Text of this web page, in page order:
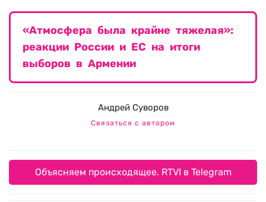
«Атмосфера была крайне тяжелая»:
реакции России и ЕС на итоги
выборов в Армении
Андрей Суворов
Связаться с автором
Объясняем происходящее. RTVI в Telegram